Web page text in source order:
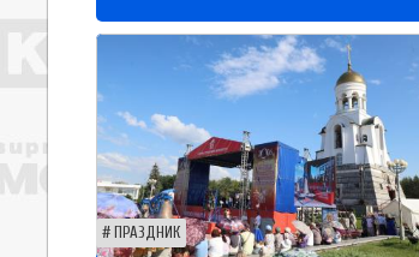
ПРАЗДНИК